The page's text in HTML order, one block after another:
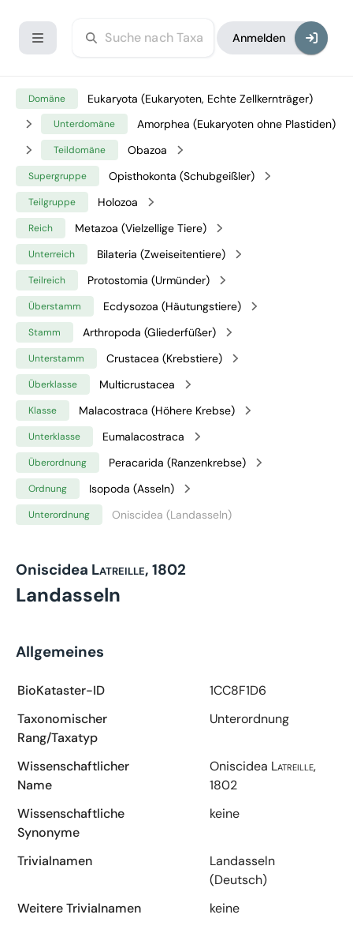
Anmelden
Domäne Eukaryota (Eukaryoten, Echte Zellkernträger)
Unterdomäne Amorphea (Eukaryoten ohne Plastiden)
Teildomäne Obazoa
Supergruppe Opisthokonta (Schubgeißler)
Teilgruppe Holozoa
Reich Metazoa (Vielzellige Tiere)
Unterreich Bilateria (Zweiseitentiere)
Teilreich Protostomia (Urmünder)
Überstamm Ecdysozoa (Häutungstiere)
Stamm Arthropoda (Gliederfüßer)
Unterstamm Crustacea (Krebstiere)
Überklasse Multicrustacea
Klasse Malacostraca (Höhere Krebse)
Unterklasse Eumalacostraca
Überordnung Peracarida (Ranzenkrebse)
Ordnung Isopoda (Asseln)
Unterordnung Oniscidea (Landasseln)
Oniscidea Latreille, 1802
Landasseln
Allgemeines
BioKataster-ID
1CC8F1D6
Taxonomischer
Rang/Taxatyp
Unterordnung
Wissenschaftlicher
Name
Oniscidea Latreille,
1802
Wissenschaftliche
Synonyme
keine
Trivialnamen
Landasseln
(Deutsch)
Weitere Trivialnamen
keine